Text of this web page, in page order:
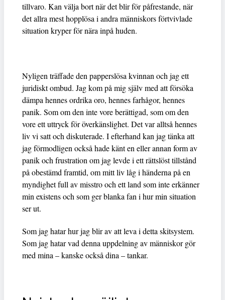
tillvaro. Kan välja bort när det blir för påfrestande, när
det allra mest hopplösa i andra människors förtvivlade
situation kryper för nära inpå huden.
Nyligen träffade den papperslösa kvinnan och jag ett
juridiskt ombud. Jag kom på mig själv med att försöka
dämpa hennes ordrika oro, hennes farhågor, hennes
panik. Som om den inte vore berättigad, som om den
vore ett uttryck för överkänslighet. Det var alltså hennes
liv vi satt och diskuterade. I efterhand kan jag tänka att
jag förmodligen också hade känt en eller annan form av
panik och frustration om jag levde i ett rättslöst tillstånd
på obestämd framtid, om mitt liv låg i händerna på en
myndighet full av misstro och ett land som inte erkänner
min existens och som ger blanka fan i hur min situation
ser ut.
Som jag hatar hur jag blir av att leva i detta skitsystem.
Som jag hatar vad denna uppdelning av människor gör
med mina – kanske också dina – tankar.